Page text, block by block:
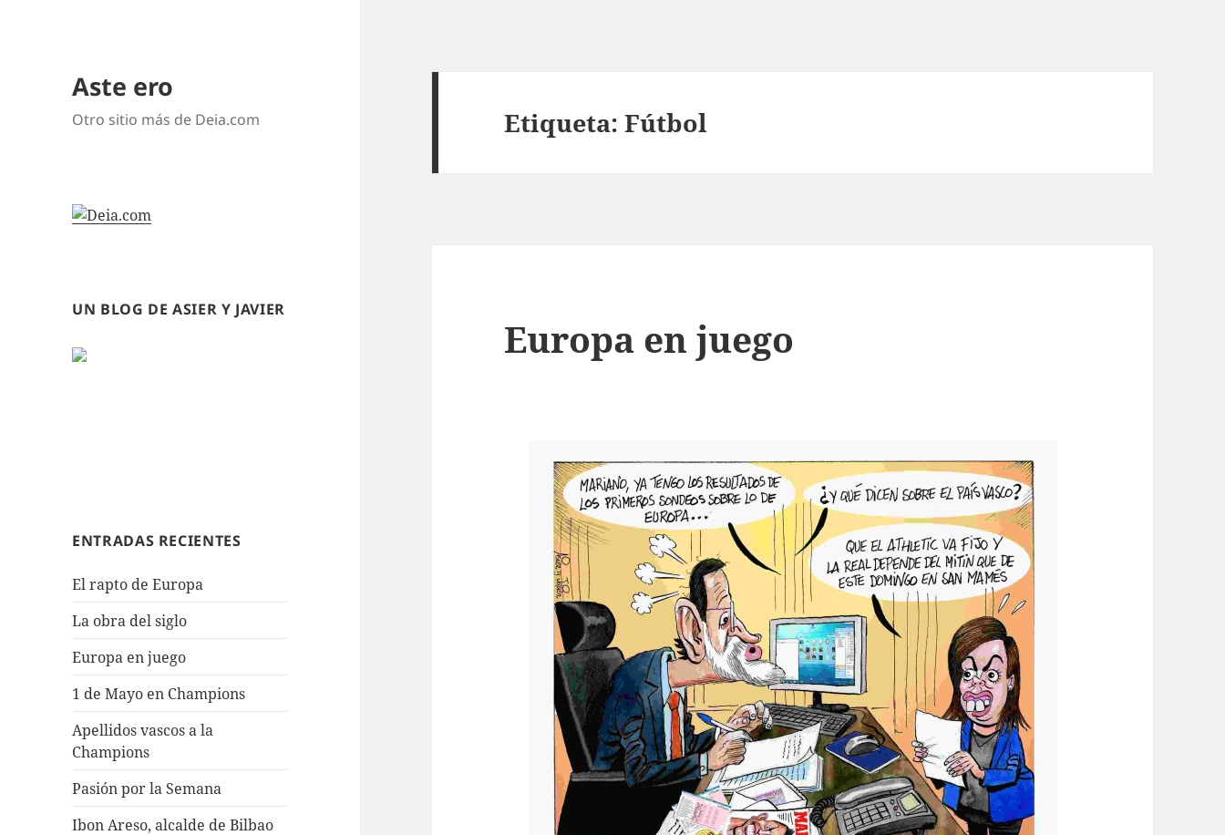
Aste ero
Otro sitio más de Deia.com
UN BLOG DE ASIER Y JAVIER
ENTRADAS RECIENTES
El rapto de Europa
La obra del siglo
Europa en juego
1 de Mayo en Champions
Apellidos vascos a la
Champions
Pasión por la Semana
Ibon Areso, alcalde de Bilbao
Etiqueta:Fútbol
Europa en juego